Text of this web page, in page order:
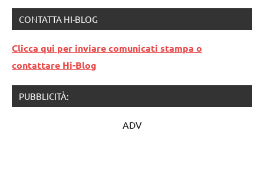
CONTATTA HI-BLOG
Clicca qui per inviare comunicati stampa o
contattare Hi-Blog
PUBBLICITÀ:
ADV